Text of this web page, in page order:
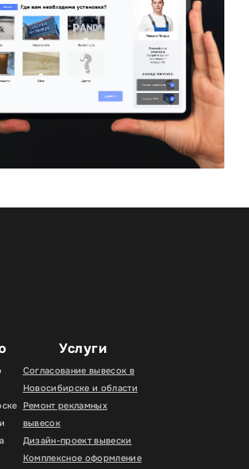
Услуги
Согласование вывесок в
Новосибирске и области
Ремонт рекламных
вывесок
Дизайн-проект вывески
Комплексное оформление